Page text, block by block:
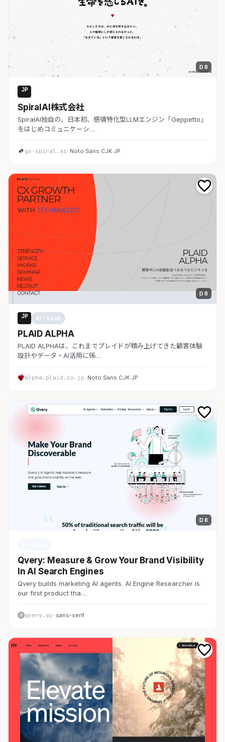
D 8
JP
SpiralAI株式会社
SpiralAI独自の、日本初、感情特化型LLMエンジン「Geppetto」
をはじめコミュニケーシ…
go-spiral.ai· Noto Sans CJK JP
D 8
JP AI・SaaS
PLAID ALPHA
PLAID ALPHAは、これまでプレイドが積み上げてきた顧客体験
設計やデータ・AI活用に係…
alpha.plaid.co.jp· Noto Sans CJK JP
D 8
Qvery: Measure & Grow Your Brand Visibility
In AI Search Engines
Qvery builds marketing AI agents. AI Engine Researcher is
our first product tha…
qvery.ai · sans-serif